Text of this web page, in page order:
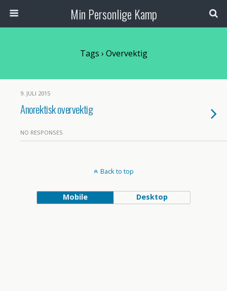
Min Personlige Kamp
Tags › Overvektig
9. JULI 2015
Anorektisk overvektig
NO RESPONSES
Back to top
Mobile Desktop